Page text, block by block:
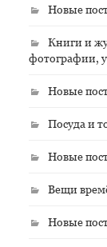
Новые
Книги и
фотографии,
Новые
Посуда и
Новые
Вещи
Новые